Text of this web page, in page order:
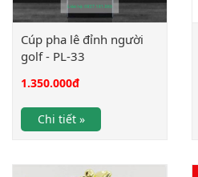
Cúp pha lê đỉnh người
golf - PL-33
1.350.000đ
Chi tiết »